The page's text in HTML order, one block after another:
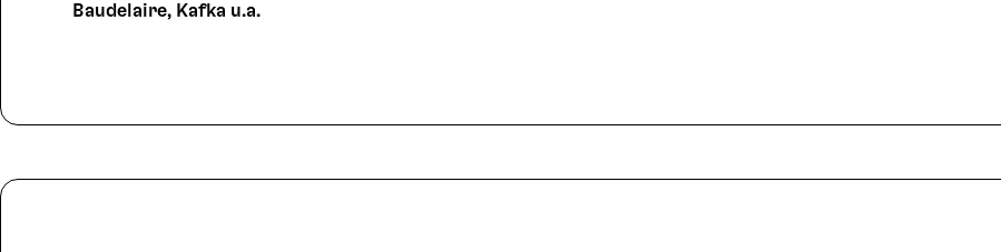
Baudelaire, Kafka u.a.